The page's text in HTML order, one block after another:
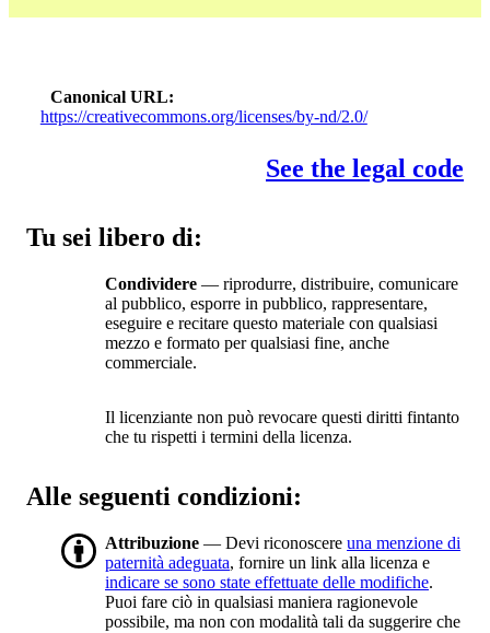
Canonical URL
https://creativecommons.org/licenses/by-nd/2.0/
See the legal code
Tu sei libero di:
Condividere — riprodurre, distribuire, comunicare
al pubblico, esporre in pubblico, rappresentare,
eseguire e recitare questo materiale con qualsiasi
mezzo e formato per qualsiasi fine, anche
commerciale.
Il licenziante non può revocare questi diritti fintanto
che tu rispetti i termini della licenza.
Alle seguenti condizioni:
Attribuzione — Devi riconoscere una menzione di
paternità adeguata, fornire un link alla licenza e
indicare se sono state effettuate delle modifiche.
Puoi fare ciò in qualsiasi maniera ragionevole
possibile, ma non con modalità tali da suggerire che